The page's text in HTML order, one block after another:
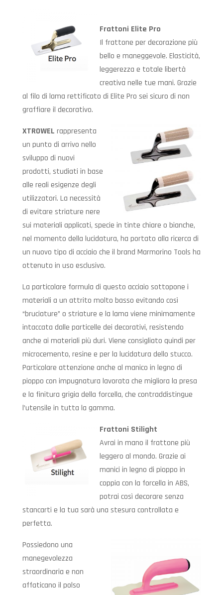
Frattoni Elite Pro
Il frattone per decorazione più
bello e maneggevole. Elasticità,
leggerezza e totale libertà
creativa nelle tue mani. Grazie
al filo di lama rettificato di Elite Pro sei sicuro di non
graffiare il decorativo.
XTROWEL rappresenta
un punto di arrivo nello
sviluppo di nuovi
prodotti, studiati in base
alle reali esigenze degli
utilizzatori. La necessità
di evitare striature nere
sui materiali applicati, specie in tinte chiare o bianche,
nel momento della lucidatura, ha portato alla ricerca di
un nuovo tipo di acciaio che il brand Marmorino Tools ha
ottenuto in uso esclusivo.
La particolare formula di questo acciaio sottopone i
materiali a un attrito molto basso evitando così
“bruciature” o striature e la lama viene minimamente
intaccata dalle particelle dei decorativi, resistendo
anche ai materiali più duri. Viene consigliato quindi per
microcemento, resine e per la lucidatura dello stucco.
Particolare attenzione anche al manico in legno di
pioppo con impugnatura lavorata che migliora la presa
e la finitura grigia della forcella, che contraddistingue
l’utensile in tutta la gamma.
Frattoni Stilight
Avrai in mano il frattone più
leggero al mondo. Grazie ai
manici in legno di pioppo in
coppia con la forcella in ABS,
potrai così decorare senza
stancarti e la tua sarà una stesura controllata e
perfetta.
Possiedono una
manegevolezza
straordinaria e non
affaticano il polso